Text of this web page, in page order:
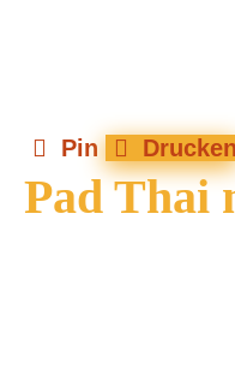
Pin Drucken
Pad Thai